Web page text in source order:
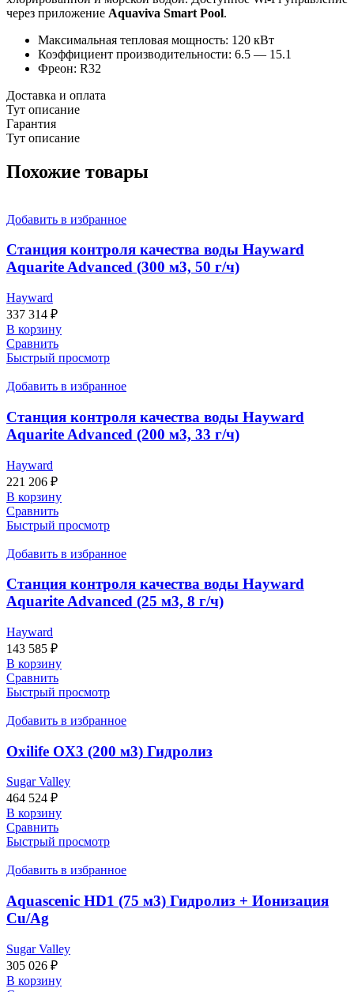
через приложение Aquaviva Smart Pool.
Максимальная тепловая мощность: 120 кВт
Коэффициент производительности: 6.5 — 15.1
Фреон: R32
Доставка и оплата
Тут описание
Гарантия
Тут описание
Похожие товары
Добавить в избранное
Станция контроля качества воды Hayward
Aquarite Advanced (300 м3, 50 г/ч)
Hayward
337 314 ₽
В корзину
Сравнить
Быстрый просмотр
Добавить в избранное
Станция контроля качества воды Hayward
Aquarite Advanced (200 м3, 33 г/ч)
Hayward
221 206 ₽
В корзину
Сравнить
Быстрый просмотр
Добавить в избранное
Станция контроля качества воды Hayward
Aquarite Advanced (25 м3, 8 г/ч)
Hayward
143 585 ₽
В корзину
Сравнить
Быстрый просмотр
Добавить в избранное
Oxilife OX3 (200 м3) Гидролиз
Sugar Valley
464 524 ₽
В корзину
Сравнить
Быстрый просмотр
Добавить в избранное
Aquascenic HD1 (75 м3) Гидролиз + Ионизация
Cu/Ag
Sugar Valley
305 026 ₽
В корзину